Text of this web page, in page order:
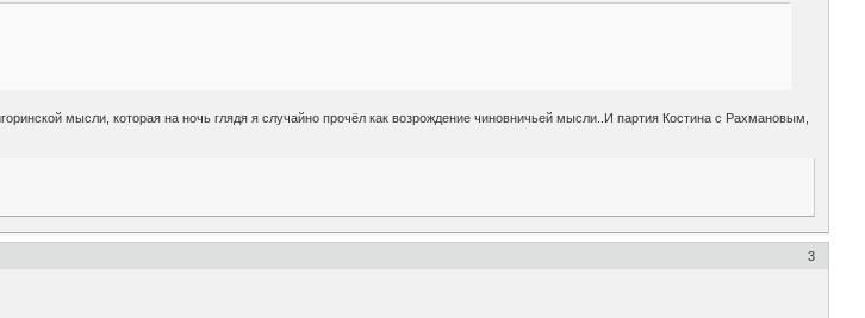
мысли, которая на ночь глядя я случайно прочёл как возрождение чиновничьей мысли..И партия Костина с Рахмановым,
3